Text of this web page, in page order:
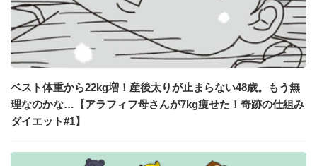
ベスト体重から22kg増！産後太りが止まらない48歳。もう無
理なのかな…【アラフィフ母さんが7kg痩せた！奇跡の仕組み
ダイエット#1】